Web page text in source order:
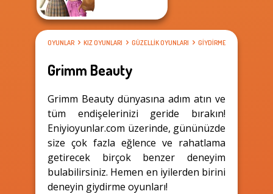
OYUNLAR KIZ OYUNLARI GÜZELLIK OYUNLARI GIYDIRME OYUNLARI
Grimm Beauty
Grimm Beauty dünyasına adım atın ve
tüm endişelerinizi geride bırakın!
Eniyioyunlar.com üzerinde, gününüzde
size çok fazla eğlence ve rahatlama
getirecek birçok benzer deneyim
bulabilirsiniz. Hemen en iyilerden birini
deneyin giydirme oyunları!